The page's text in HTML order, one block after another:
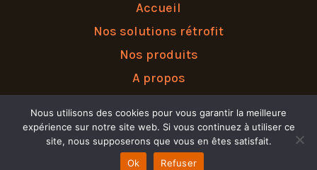
Accueil
Nos solutions rétrofit
Nos produits
A propos
Nous utilisons des cookies pour vous garantir la meilleure
expérience sur notre site web. Si vous continuez à utiliser ce
site, nous supposerons que vous en êtes satisfait.
Ok
Refuser